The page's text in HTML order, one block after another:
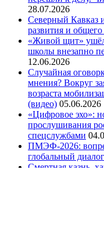
28.07.2026
Северный Кавказ
развития и
«Живой щит»
школы внезапно
12.06.2026
Случайная
мнения? Вокруг
возраста
(видео) 05.06.2026
«Цифровое эхо»:
прослушивания
спецслужбами
ПМЭФ-2026:
глобальный
Смертная казнь,